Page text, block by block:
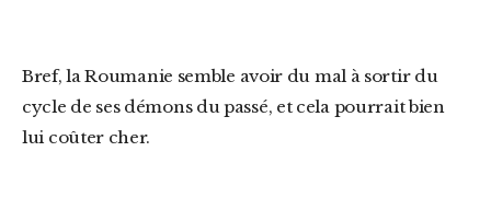
Bref, la Roumanie semble avoir du mal à sortir du
cycle de ses démons du passé, et cela pourrait bien
lui coûter cher.